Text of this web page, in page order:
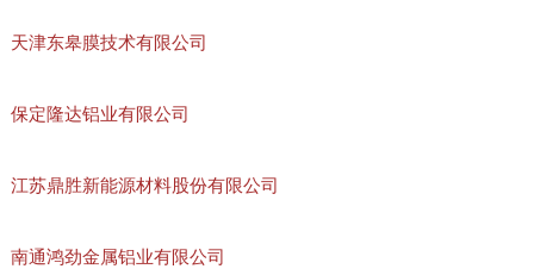
天津东皋膜技术有限公司
保定隆达铝业有限公司
江苏鼎胜新能源材料股份有限公司
南通鸿劲金属铝业有限公司